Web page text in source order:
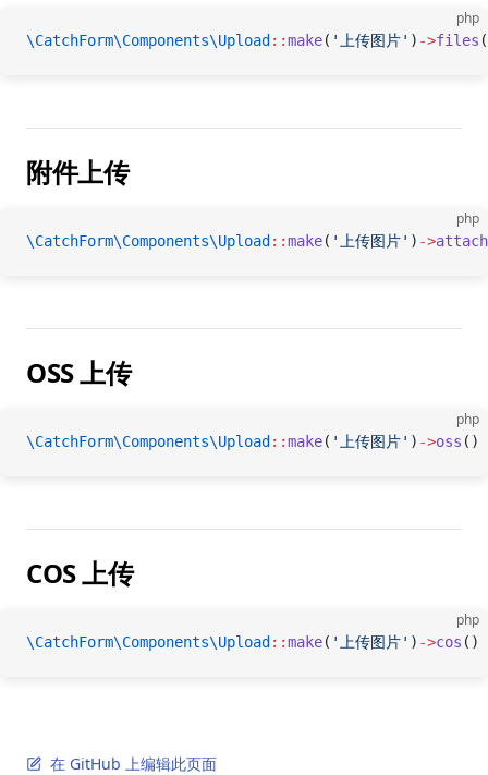
php
\CatchForm\Components\Upload ::make( '上传图片' ) ->files
附件上传
php
\CatchForm\Components\Upload ::make( '上传图片' ) ->attach
OSS 上传
php
\CatchForm\Components\Upload ::make( '上传图片' ) ->oss ()
COS 上传
php
\CatchForm\Components\Upload ::make( '上传图片' ) ->cos ()
在 GitHub 上编辑此页面